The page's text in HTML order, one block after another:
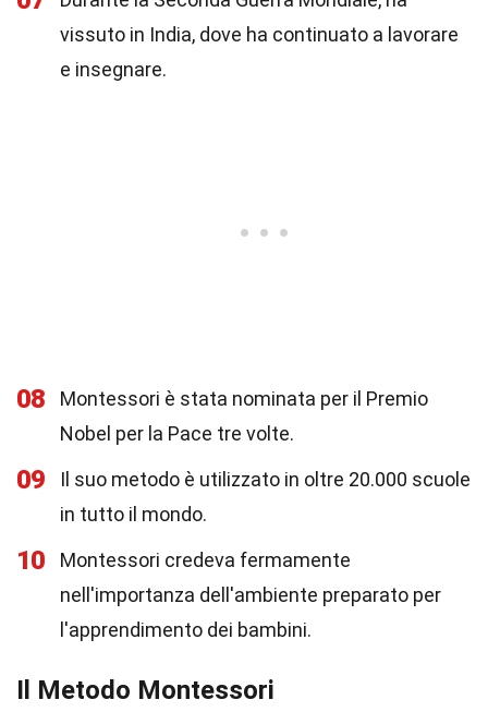
vissuto in India, dove ha continuato a lavorare
e insegnare.
08
Montessori è stata nominata per il Premio
Nobel per la Pace tre volte.
09
Il suo metodo è utilizzato in oltre 20.000 scuole
in tutto il mondo.
10
Montessori credeva fermamente
nell'importanza dell'ambiente preparato per
l'apprendimento dei bambini.
Il Metodo Montessori